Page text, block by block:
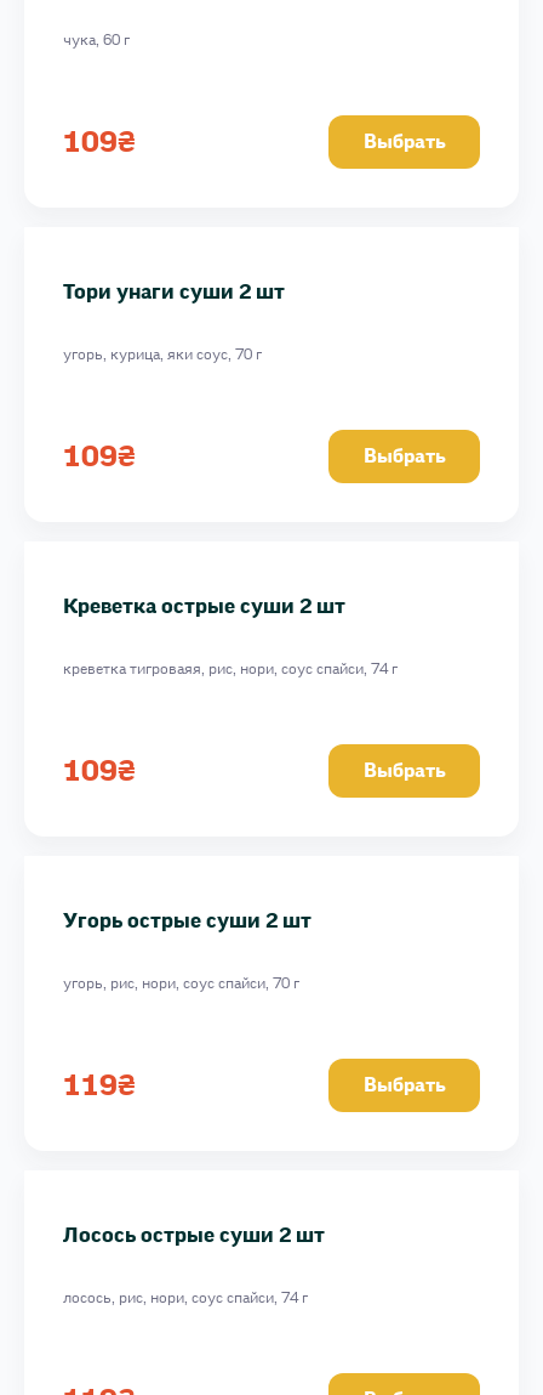
чука, 60 г
109₴ Выбрать
Тори унаги суши 2 шт
угорь, курица, яки соус, 70 г
109₴ Выбрать
Креветка острые суши 2 шт
креветка тигроваяя, рис, нори, соус спайси, 74 г
109₴ Выбрать
Угорь острые суши 2 шт
угорь, рис, нори, соус спайси, 70 г
119₴ Выбрать
Лосось острые суши 2 шт
лосось, рис, нори, соус спайси, 74 г